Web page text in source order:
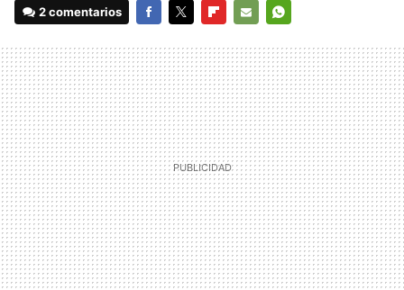
2 comentarios
MAIL